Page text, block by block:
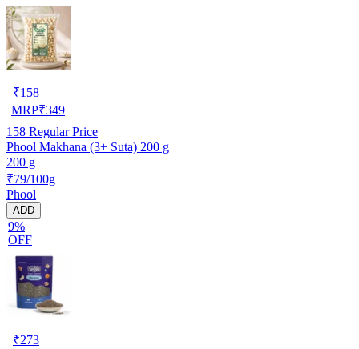
₹158
MRP₹349
158 Regular Price
Phool Makhana (3+ Suta) 200 g
200 g
₹79/100g
Phool
ADD
9%
OFF
₹273